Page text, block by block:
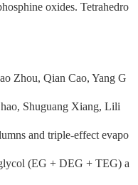
oxides. Tetrahedro
Zhou, Qian Cao, Yang G
Shuguang Xiang, Lili
and triple-effect evapo
(EG + DEG + TEG) a